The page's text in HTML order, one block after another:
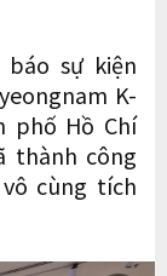
báo sự kiện
K-
phố Hồ Chí
thành công
cùng tích